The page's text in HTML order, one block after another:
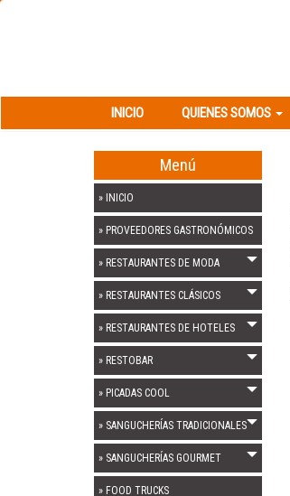
INICIO QUIENES SOMOS
Menú
» INICIO
» PROVEEDORES GASTRONÓMICOS
» RESTAURANTES DE MODA
» RESTAURANTES CLÁSICOS
» RESTAURANTES DE HOTELES
» RESTOBAR
» PICADAS COOL
» SANGUCHERÍAS TRADICIONALES
» SANGUCHERÍAS GOURMET
» FOOD TRUCKS